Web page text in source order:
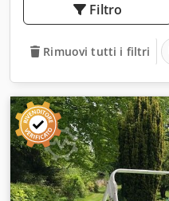
Filtro
Rimuovi tutti i filtri